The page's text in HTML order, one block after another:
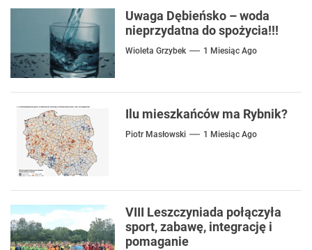
Uwaga Dębieńsko – woda
nieprzydatna do spożycia!!!
Wioleta Grzybek 1 Miesiąc Ago
Ilu mieszkańców ma Rybnik?
Piotr Masłowski 1 Miesiąc Ago
VIII Leszczyniada połączyła
sport, zabawę, integrację i
pomaganie